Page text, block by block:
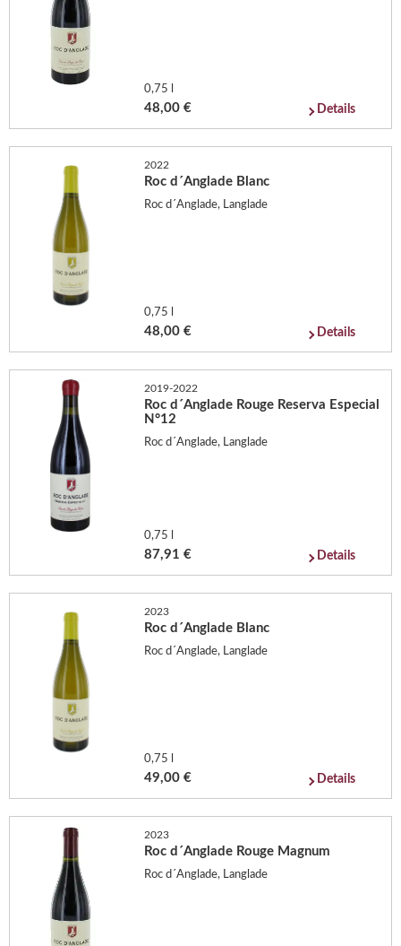
0,75 l
48,00 € Details
2022
Roc d´Anglade Blanc
Roc d´Anglade, Langlade
0,75 l
48,00 € Details
2019-2022
Roc d´Anglade Rouge Reserva Especial
N°12
Roc d´Anglade, Langlade
0,75 l
87,91 € Details
2023
Roc d´Anglade Blanc
Roc d´Anglade, Langlade
0,75 l
49,00 € Details
2023
Roc d´Anglade Rouge Magnum
Roc d´Anglade, Langlade